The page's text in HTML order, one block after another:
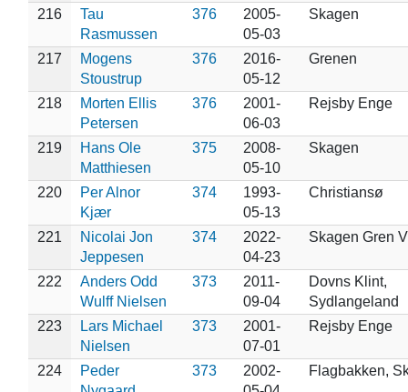
216
Tau
Rasmussen
376
2005-
05-03
Skagen
217
Mogens
Stoustrup
376
2016-
05-12
Grenen
218
Morten Ellis
Petersen
376
2001-
06-03
Rejsby Enge
219
Hans Ole
Matthiesen
375
2008-
05-10
Skagen
220
Per Alnor
Kjær
374
1993-
05-13
Christiansø
221
Nicolai Jon
Jeppesen
374
2022-
04-23
Skagen Gren
222
Anders Odd
Wulff Nielsen
373
2011-
09-04
Dovns Klint,
Sydlangeland
223
Lars Michael
Nielsen
373
2001-
07-01
Rejsby Enge
224
Peder
373
2002-
Flagbakken,